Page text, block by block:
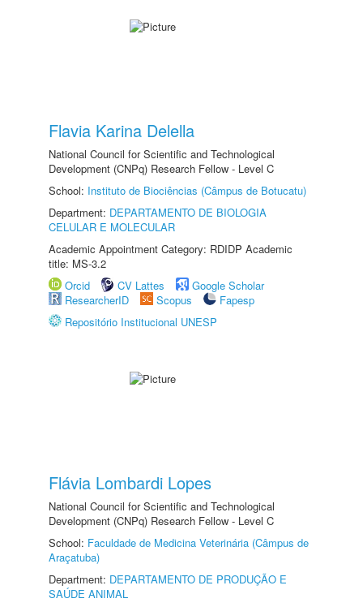
Flavia Karina Delella
National Council for Scientific and Technological
Development (CNPq) Research Fellow - Level C
School: Instituto de Biociências (Câmpus de Botucatu)
Department: DEPARTAMENTO DE BIOLOGIA
CELULAR E MOLECULAR
Academic Appointment Category: RDIDP Academic
title: MS-3.2
Orcid
CV Lattes
Google Scholar
ResearcherID
Scopus
Fapesp
Repositório Institucional UNESP
Flávia Lombardi Lopes
National Council for Scientific and Technological
Development (CNPq) Research Fellow - Level C
School: Faculdade de Medicina Veterinária (Câmpus de
Araçatuba)
Department: DEPARTAMENTO DE PRODUÇÃO E
SAÚDE ANIMAL